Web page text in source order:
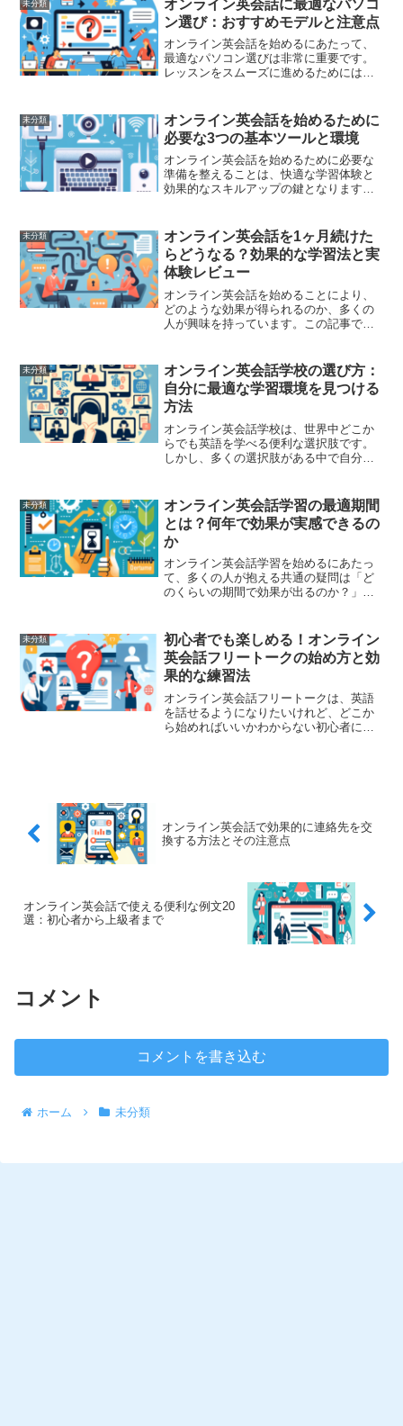
未分類
オンライン英会話に最適なパソコ
ン選び：おすすめモデルと注意点
オンライン英会話を始めるにあたって、
最適なパソコン選びは非常に重要です。
レッスンをスムーズに進めるためには、
は多種多様なパソコンがあるため、どれ
が自分に合っているのか迷...
未分類
オンライン英会話を始めるために
必要な3つの基本ツールと環境
オンライン英会話を始めるために必要な
準備を整えることは、快適な学習体験と
効果的なスキルアップの鍵となります。
ルと、その理想的な選び方、運用方法に
ついて詳しく解説します...
未分類
オンライン英会話を1ヶ月続けた
らどうなる？効果的な学習法と実
体験レビュー
オンライン英会話を始めることにより、
どのような効果が得られるのか、多くの
人が興味を持っています。この記事で
が現れたのか、そして効果的な学習法に
ついて探ります。オンライ...
未分類
オンライン英会話学校の選び方：
自分に最適な学習環境を見つける
方法
オンライン英会話学校は、世界中どこか
らでも英語を学べる便利な選択肢です。
しかし、多くの選択肢がある中で自分に
選び方について詳しく解説し、あなたに
とって最適な学習環境を見...
未分類
オンライン英会話学習の最適期間
とは？何年で効果が実感できるの
か
オンライン英会話学習を始めるにあたっ
て、多くの人が抱える共通の疑問は「ど
のくらいの期間で効果が出るのか？」と
学習習慣、元々の英語力、そして使う教
材やメソッドによって大き...
未分類
初心者でも楽しめる！オンライン
英会話フリートークの始め方と効
果的な練習法
オンライン英会話フリートークは、英語
を話せるようになりたいけれど、どこか
ら始めればいいかわからない初心者には
オンライン英会話で効果的に連絡先を交
換する方法とその注意点
オンライン英会話で使える便利な例文20
選：初心者から上級者まで
コメント
コメントを書き込む
ホーム 未分類